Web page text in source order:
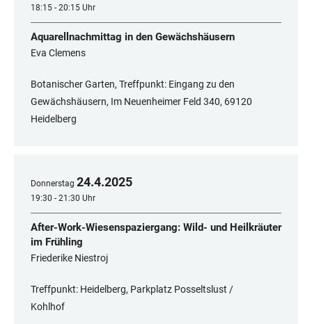
18:15 - 20:15 Uhr
Aquarellnachmittag in den Gewächshäusern
Eva Clemens
Botanischer Garten, Treffpunkt: Eingang zu den
Gewächshäusern, Im Neuenheimer Feld 340, ​​​​​​​69120
Heidelberg
Donnerstag 24.4.2025
19:30 - 21:30 Uhr
After-Work-Wiesenspaziergang: Wild- und Heilkräuter
im Frühling
Friederike Niestroj
Treffpunkt: Heidelberg, Parkplatz Posseltslust /
Kohlhof